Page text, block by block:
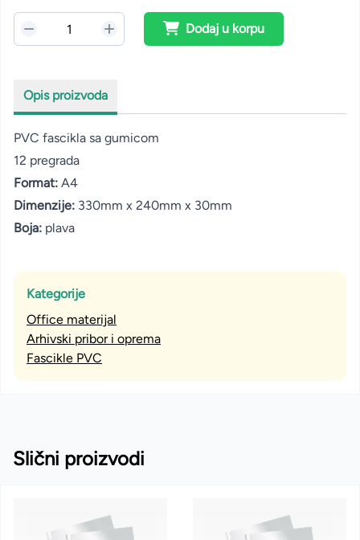
Dodaj u korpu
Opis proizvoda
PVC fascikla sa gumicom
12 pregrada
Format: A4
Dimenzije: 330mm x 240mm x 30mm
Boja: plava
Kategorije
Office materijal
Arhivski pribor i oprema
Fascikle PVC
Slični proizvodi